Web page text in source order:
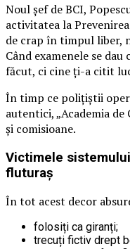
Noul șef de BCI,
activitatea la
de crap în timpul liber,
Când examenele se
făcut, ci cine ți-a citit
În timp ce polițiștii
autentici, „Academia
și comisioane.
Victimele
fluturaș
În tot acest decor
folosiți ca giranți;
trecuți fictiv drept